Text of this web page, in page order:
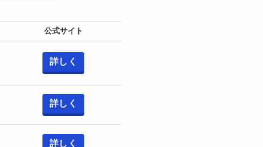
公式サイト
詳しく
詳しく
詳しく